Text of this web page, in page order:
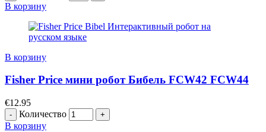
В корзину
В корзину
Fisher Price мини робот Бибель FCW42 FCW44
€12.95
Количество
В корзину